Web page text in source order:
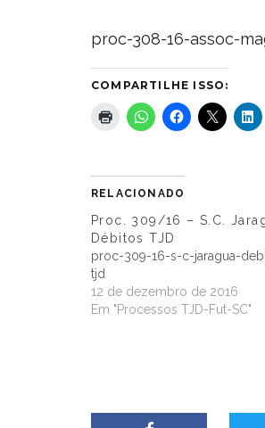
proc-308-16-assoc-
COMPARTILHE ISSO:
RELACIONADO
Proc. 309/16 – S.C.
Débitos TJD
proc-309-16-s-c-jaragua-
tjd
12 de dezembro de 2016
Em "Processos TJD-Fut-SC"